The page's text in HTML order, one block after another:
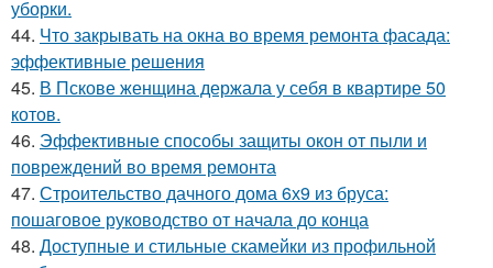
уборки.
44. Что закрывать на окна во время ремонта фасада:
эффективные решения
45. В Пскове женщина держала у себя в квартире 50
котов.
46. Эффективные способы защиты окон от пыли и
повреждений во время ремонта
47. Строительство дачного дома 6х9 из бруса:
пошаговое руководство от начала до конца
48. Доступные и стильные скамейки из профильной